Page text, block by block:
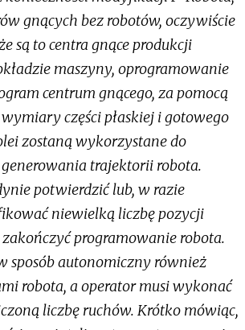
gnących bez robotów, oczywiście
są to centra gnące produkcji
maszyny, oprogramowanie
centrum gnącego, za pomocą
części płaskiej i gotowego
zostaną wykorzystane do
trajektorii robota.
potwierdzić lub, w razie
niewielką liczbę pozycji
programowanie robota.
sposób autonomiczny również
robota, a operator musi wykonać
liczbę ruchów. Krótko mówiąc,